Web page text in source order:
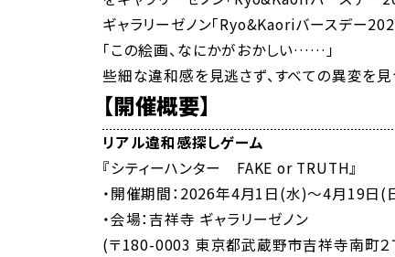
ギャラリーゼノン「Ryo&Kaoriバースデー
「この絵画、なにかがおかしい……」
些細な違和感を見逃さず、すべての異変を見
【開催概要】
リアル違和感探しゲーム
『シティーハンター FAKE or TRUTH』
・開催期間：2026年4月1日(水)～4月19日(
・会場：吉祥寺 ギャラリーゼノン
(〒180-0003 東京都武蔵野市吉祥寺南町２